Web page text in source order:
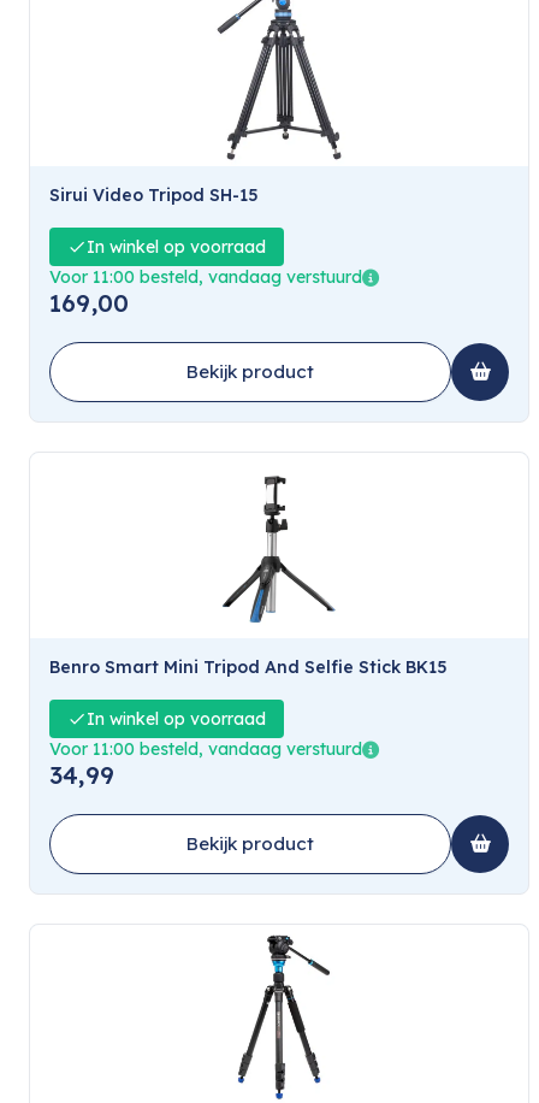
Sirui Video Tripod SH-15
In winkel op voorraad
Voor 11:00 besteld, vandaag verstuurd
169,00
Bekijk product
Benro Smart Mini Tripod And Selfie Stick BK15
In winkel op voorraad
Voor 11:00 besteld, vandaag verstuurd
34,99
Bekijk product